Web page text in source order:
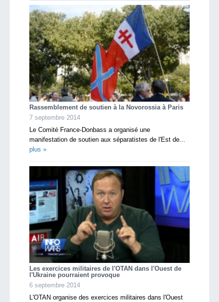
Rassemblement de soutien à la Novorossia à Paris
7 septembre 2014
Le Comité France-Donbass a organisé une
manifestation de soutien aux séparatistes de l'Est de...
plus »
Les exercices militaires de l'OTAN dans l'Ouest de
l'Ukraine pourraient provoque
6 septembre 2014
L'OTAN organise des exercices militaires dans l'Ouest